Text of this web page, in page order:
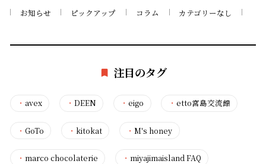
お知らせ ピックアップ コラム カテゴリーなし
注目のタグ
・ avex ・DEEN ・eigo ・ etto宮島交流館
・ GoTo ・kitokat ・M's honey
・ marco chocolaterie ・miyajimaisland FAQ